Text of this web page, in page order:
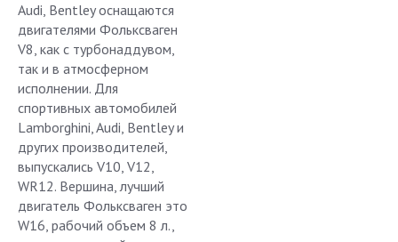
Audi, Bentley оснащаются
двигателями Фольксваген
V8, как с турбонаддувом,
так и в атмосферном
исполнении. Для
спортивных автомобилей
Lamborghini, Audi, Bentley и
других производителей,
выпускались V10, V12,
WR12. Вершина, лучший
двигатель Фольксваген это
W16, рабочий объем 8 л.,